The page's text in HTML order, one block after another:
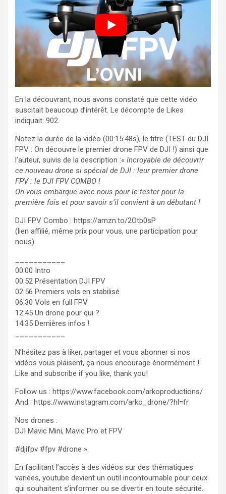
En la découvrant, nous avons constaté que cette vidéo
suscitait beaucoup d’intérêt. Le décompte de Likes
indiquait: 902.
Notez la durée de la vidéo (00:15:48s), le titre (TEST du DJI
FPV : On découvre le premier drone FPV de DJI !) ainsi que
l’auteur, suivis de la description :« Incroyable de découvrir
ce nouveau drone si spécial de DJI : leur premier drone
FPV : le DJI FPV COMBO !
On vous embarque avec nous pour le tester pour la
première fois et pour savoir s’il convient à un débutant !
DJI FPV Combo : https://amzn.to/2Otb0sP
(lien affilié, même prix pour vous, une participation pour
nous)
00:00 Intro
00:52 Présentation DJI FPV
02:56 Premiers vols en stabilisé
06:30 Vols en full FPV
12:45 Un drone pour qui ?
14:35 Dernières infos !
N’hésitez pas à liker, partager et vous abonner si nos
vidéos vous plaisent, ça nous encourage énormément !
Like and subscribe if you like, thank you!
Follow us : https://www.facebook.com/arkoproductions/
And : https://www.instagram.com/arko_drone/?hl=fr
Nos drones :
DJI Mavic Mini, Mavic Pro et FPV
#djifpv #fpv #drone ».
En facilitant l’accès à des vidéos sur des thématiques
variées, youtube devient un outil incontournable pour ceux
qui souhaitent s’informer ou se divertir en toute sécurité.